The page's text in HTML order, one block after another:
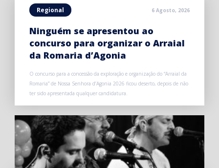
Regional 6 Agosto, 2026
Ninguém se apresentou ao
concurso para organizar o Arraial
da Romaria d’Agonia
O concurso para a concessão da exploração e organização do “Arraial da
Romaria” de Nossa Senhora d’Agonia 2026 ficou deserto, depois de não
ter sido apresentada qualquer candidatura.